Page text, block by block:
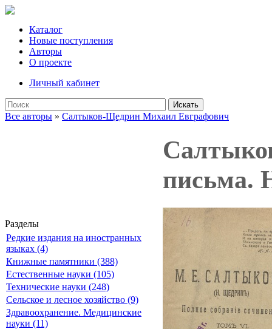
Каталог
Новые поступления
Авторы
О проекте
Личный кабинет
Искать
Все авторы » Салтыков-Щедрин Михаил Евграфович
Разделы
Редкие издания на иностранных
языках (4)
Книжные памятники (388)
Естественные науки (105)
Технические науки (248)
Сельское и лесное хозяйство (9)
Здравоохранение. Медицинские
науки (11)
письма.